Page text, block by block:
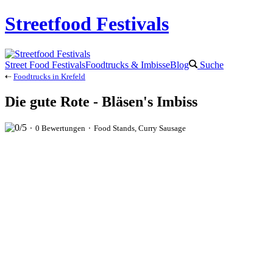
Streetfood Festivals
Street Food FestivalsFoodtrucks & ImbisseBlog Suche
⇠ Foodtrucks in Krefeld
Die gute Rote - Bläsen's Imbiss
⬝ 0 Bewertungen ⬝ Food Stands, Curry Sausage